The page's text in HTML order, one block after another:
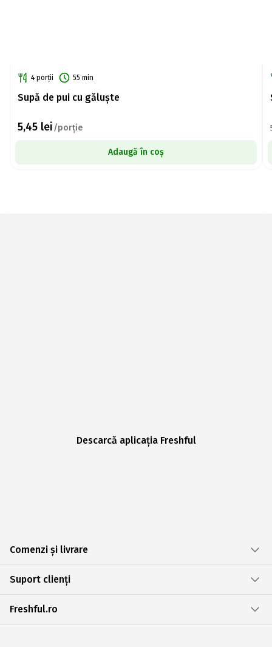
4 porții 55 min
Supă de pui cu găluște
5,45 lei/porție
Adaugă în coș
Descarcă aplicația Freshful
Comenzi și livrare
Suport clienți
Freshful.ro